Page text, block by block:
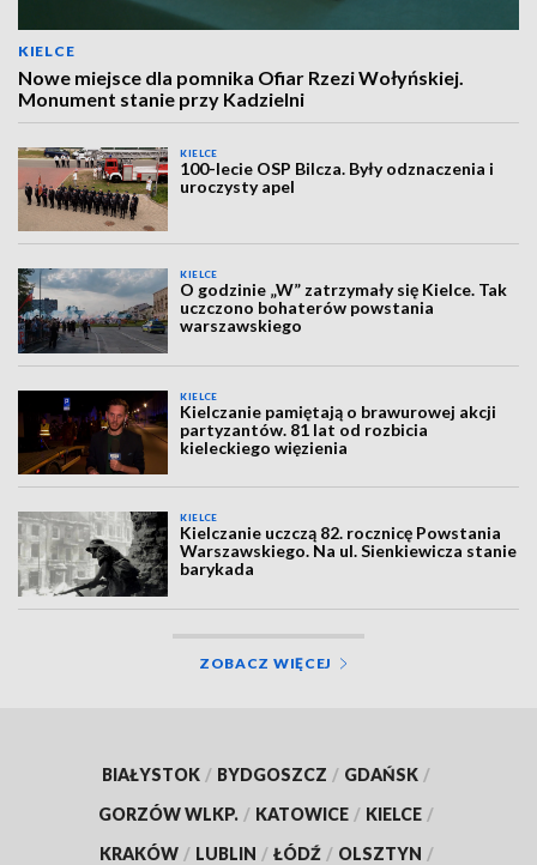
KIELCE
Nowe miejsce dla pomnika Ofiar Rzezi Wołyńskiej.
Monument stanie przy Kadzielni
KIELCE
100-lecie OSP Bilcza. Były odznaczenia i
uroczysty apel
KIELCE
O godzinie „W” zatrzymały się Kielce. Tak
uczczono bohaterów powstania
warszawskiego
KIELCE
Kielczanie pamiętają o brawurowej akcji
partyzantów. 81 lat od rozbicia
kieleckiego więzienia
KIELCE
Kielczanie uczczą 82. rocznicę Powstania
Warszawskiego. Na ul. Sienkiewicza stanie
barykada
ZOBACZ WIĘCEJ
BIAŁYSTOK / BYDGOSZCZ / GDAŃSK /
GORZÓW WLKP. / KATOWICE / KIELCE /
KRAKÓW / LUBLIN / ŁÓDŹ / OLSZTYN /